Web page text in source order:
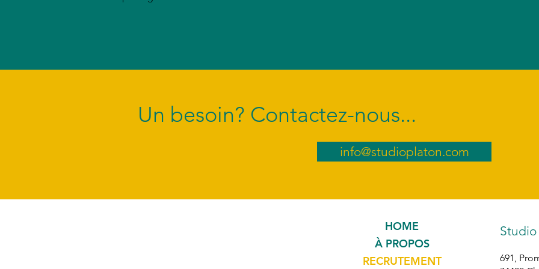
info@studioplaton.com
Un besoin? Contactez-nous...
Studio
691,
HOME
À PROPOS
RECRUTEMENT